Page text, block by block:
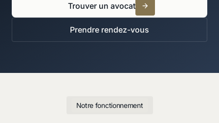
Trouver un avocat
Prendre rendez-vous
Notre fonctionnement